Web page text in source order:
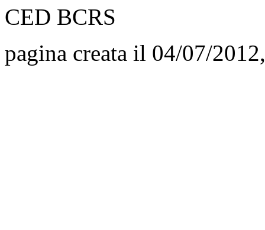
CED BCRS
pagina creata il 04/07/